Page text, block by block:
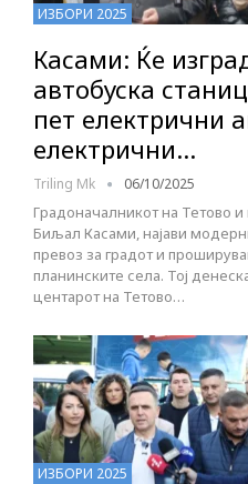
ИЗБОРИ 2025
Касами: Ќе
автобуска
пет електрични
електрични…
Triling Mk 06/10/2025
Градоначалникот на Тетовo
Биљал Касами, најави
превоз за градот и
планинските села. Тој
центарот на Тетово…
ИЗБОРИ 2025